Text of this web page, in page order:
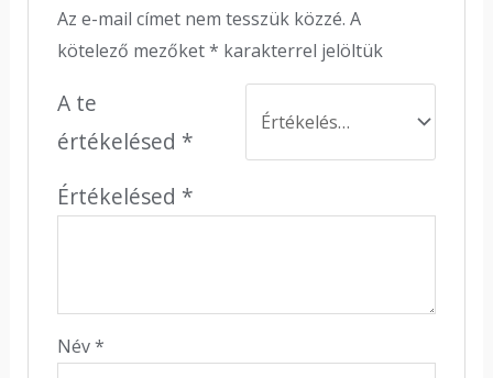
Az e-mail címet nem tesszük közzé. A
kötelező mezőket* karakterrel jelöltük
A te
értékelésed *
Értékelésed *
Név*